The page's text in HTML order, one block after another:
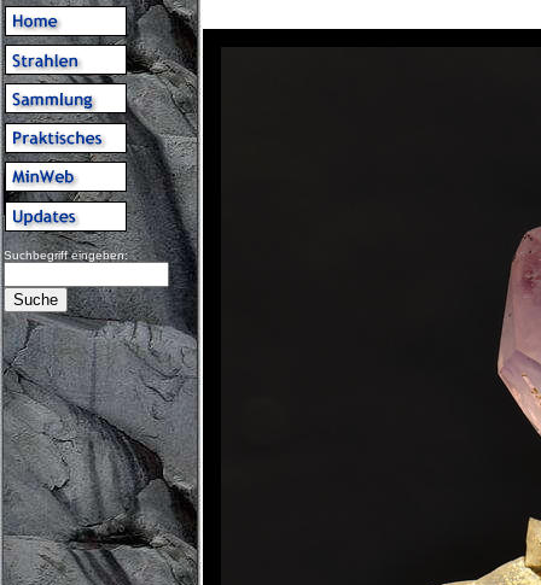
Suchbegriff eingeben: